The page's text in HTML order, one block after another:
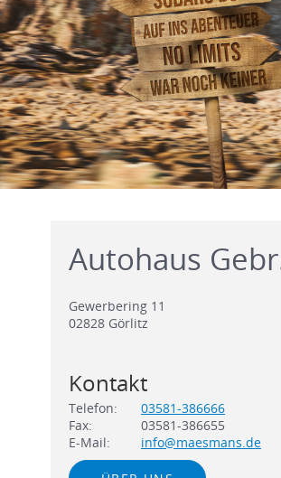
Autohaus
Gewerbering 11
02828 Görlitz
Kontakt
Telefon:
03581-386666
Fax:
03581-386655
E-Mail:
info@maesmans.de